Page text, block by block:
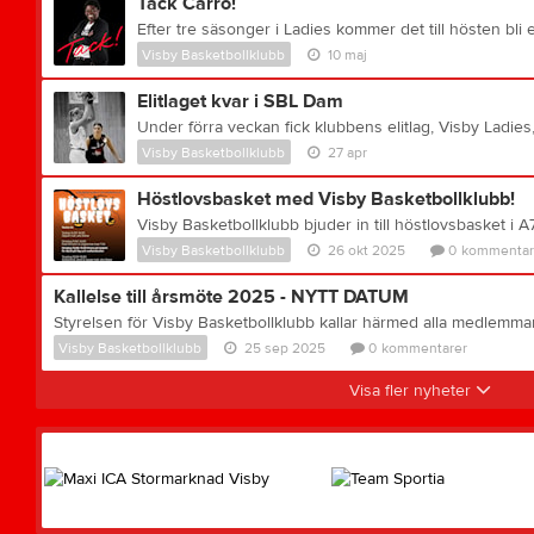
Visby Basketbollklubb 10 maj
Elitlaget kvar i SBL Dam
Visby Basketbollklubb 27 apr
Höstlovsbasket med Visby Basketbollklubb!
Visby Basketbollklubb 26 okt 2025 0
Kallelse till årsmöte 2025 - NYTT DATUM
Visby Basketbollklubb 25 sep 2025 0 kommentarer
Visa fler nyheter